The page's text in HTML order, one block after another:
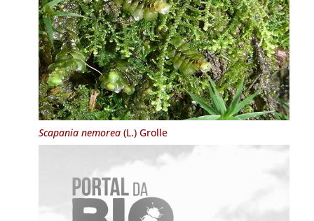
Scapania nemorea(L.) Grolle